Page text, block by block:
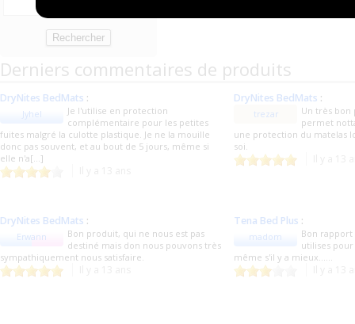
Derniers commentaires de produits
DryNites BedMats :
Jyhel
Je l'utilise en protection
complémentaire pour les petites
fuites malgré la culotte plastique. Je ne la mouille
donc pas souvent, et au bout de 5 jours, même si
elle n'a[...]
DryNites BedMats :
trezar
Un très bon
permet
une protection du matelas
soi.
DryNites BedMats :
Erwann
Bon produit, qui ne nous est pas
destiné mais don nous pouvons très
sympathiquement nous satisfaire.
Tena Bed Plus :
madom
Bon
utilises
même s'il y a mieux......